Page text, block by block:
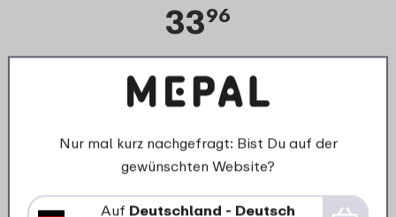
3396
Nur mal kurz nachgefragt: Bist Du auf der
gewünschten Website?
Auf Deutschland - Deutsch